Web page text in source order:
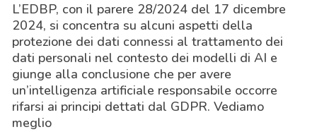
L’EDBP, con il parere 28/2024 del 17 dicembre
2024, si concentra su alcuni aspetti della
protezione dei dati connessi al trattamento dei
dati personali nel contesto dei modelli di AI e
giunge alla conclusione che per avere
un’intelligenza artificiale responsabile occorre
rifarsi ai principi dettati dal GDPR. Vediamo
meglio